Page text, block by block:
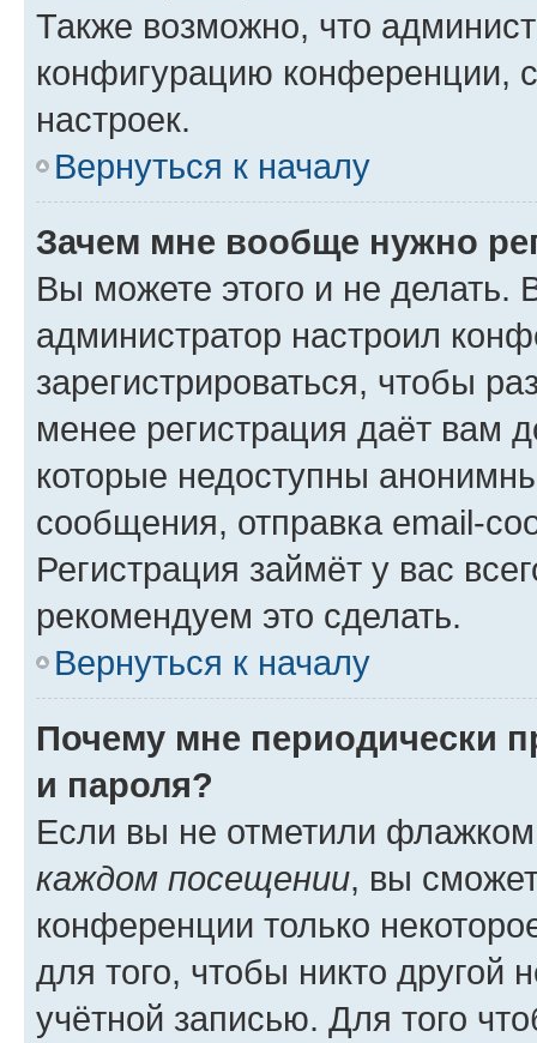
Также возможно, что
конфигурацию конференции,
настроек.
Вернуться к началу
Зачем мне вообще нужно
Вы можете этого и не делать.
администратор настроил
зарегистрироваться, чтобы
менее регистрация даёт вам
которые недоступны
сообщения, отправка email-
Регистрация займёт у вас
рекомендуем это сделать.
Вернуться к началу
Почему мне периодически
и пароля?
Если вы не отметили
каждом посещении, вы
конференции только
для того, чтобы никто другой
учётной записью. Для того